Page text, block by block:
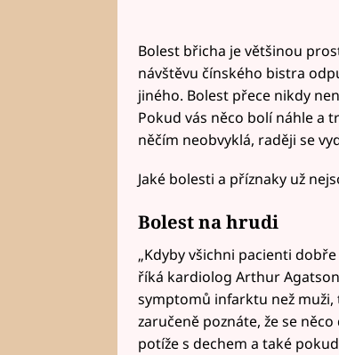
Bolest břicha je většinou
návštěvu čínského bistra
jiného. Bolest přece nikdy
Pokud vás něco bolí náhle a
něčím neobvyklá, raději se
Jaké bolesti a příznaky už
Bolest na hrudi
„Kdyby všichni pacienti
říká kardiolog Arthur
symptomů infarktu než muži,
zaručeně poznáte, že se
potíže s dechem a také